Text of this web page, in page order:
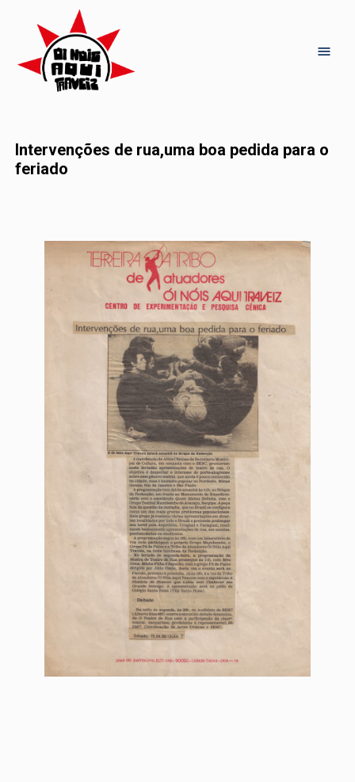
Intervenções de rua,uma boa pedida para o
feriado